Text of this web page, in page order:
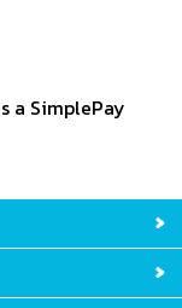
a SimplePay